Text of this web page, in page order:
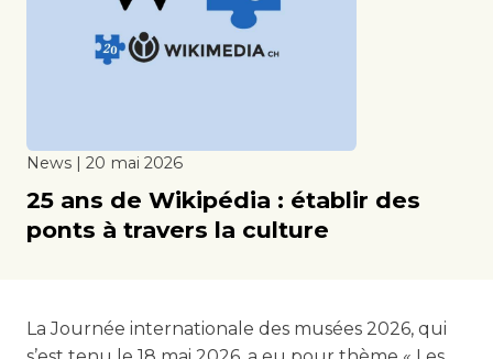
News | 20 mai 2026
25 ans de Wikipédia : établir des
ponts à travers la culture
La Journée internationale des musées 2026, qui